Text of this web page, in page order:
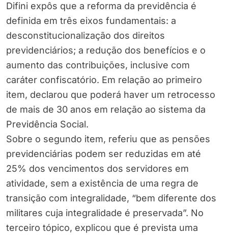
Difini expôs que a reforma da previdência é
definida em três eixos fundamentais: a
desconstitucionalização dos direitos
previdenciários; a redução dos benefícios e o
aumento das contribuições, inclusive com
caráter confiscatório. Em relação ao primeiro
item, declarou que poderá haver um retrocesso
de mais de 30 anos em relação ao sistema da
Previdência Social.
Sobre o segundo item, referiu que as pensões
previdenciárias podem ser reduzidas em até
25% dos vencimentos dos servidores em
atividade, sem a existência de uma regra de
transição com integralidade, “bem diferente dos
militares cuja integralidade é preservada”. No
terceiro tópico, explicou que é prevista uma